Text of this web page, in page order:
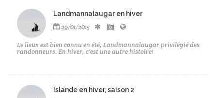
Landmannalaugar en hiver
29/01/2015
Le lieux est bien connu en été, Landmannalaugar privilégié des
randonneurs. En hiver, c'est une autre histoire!
Islande en hiver, saison 2